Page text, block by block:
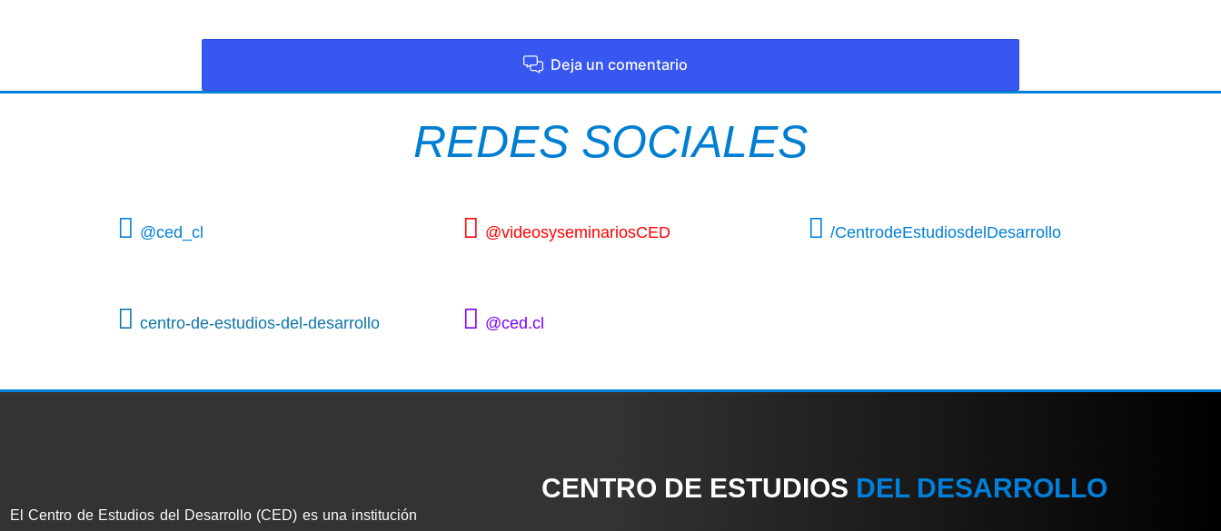
Deja un comentario
REDES SOCIALES
@ced_cl @videosyseminariosCED /CentrodeEstudiosdelDesarrollo
centro-de-estudios-del-desarrollo @ced.cl
El Centro de Estudios del Desarrollo (CED) es una institución
CENTRO DE ESTUDIOS DEL DESARROLLO